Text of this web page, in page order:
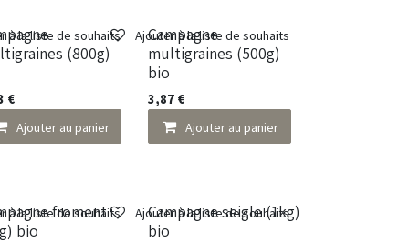
(800g)
€
Ajouter au panier
à la liste de souhaits
Campagne
multigraines (500g)
bio
3,87€
Ajouter au panier
Ajouter à la liste de souhaits
froment
bio
à la liste de souhaits
Campagne seigle (1kg)
bio
Ajouter à la liste de souhaits